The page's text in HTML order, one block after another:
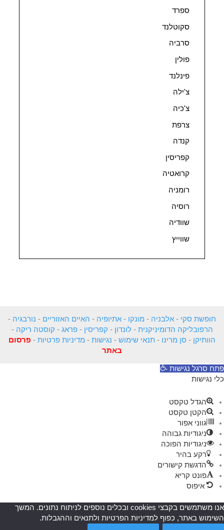
ספרד
סקוטלנד
סרביה
פולין
פינלנד
צ'ילה
צ'כיה
צרפת
קנדה
קפריסין
קרואטיה
רומניה
רוסיה
שוודיה
שווייץ
חופשת סקי - אלבניה - מונקו - אתיופיה - האיים האזוריים - נורבגיה -
הרפובליקה הדומיניקנית -לונדון - קפריסין -פראג - קוסטה ריקה -
הוותיקן - סן מרינו - תנאי שימוש - נגישות - מדיניות פרטיות - פרסום
באתר
פתח סרגל נגישות
כלי נגישות
הגדל טקסט
הקטן טקסט
גווני אפור
ניגודיות גבוהה
ניגודיות הפוכה
רקע בהיר
הדגשת קישורים
פונט קריא
איפוס
אנו משתמשים בקבצי cookies ובכלים נוספים לניתוח נתונים. המשך
השימוש באתר, כפוף למדיניות הפרטיות ולתנאים וההגבלות.